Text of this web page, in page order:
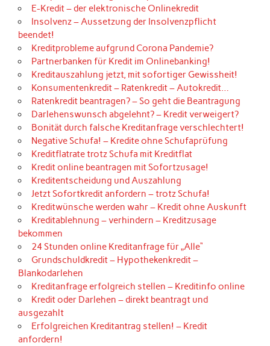
E-Kredit – der elektronische Onlinekredit
Insolvenz – Aussetzung der Insolvenzpflicht
beendet!
Kreditprobleme aufgrund Corona Pandemie?
Partnerbanken für Kredit im Onlinebanking!
Kreditauszahlung jetzt, mit sofortiger Gewissheit!
Konsumentenkredit – Ratenkredit – Autokredit…
Ratenkredit beantragen? – So geht die Beantragung
Darlehenswunsch abgelehnt? – Kredit verweigert?
Bonität durch falsche Kreditanfrage verschlechtert!
Negative Schufa! – Kredite ohne Schufaprüfung
Kreditflatrate trotz Schufa mit Kreditflat
Kredit online beantragen mit Sofortzusage!
Kreditentscheidung und Auszahlung
Jetzt Sofortkredit anfordern – trotz Schufa!
Kreditwünsche werden wahr – Kredit ohne Auskunft
Kreditablehnung – verhindern – Kreditzusage
bekommen
24 Stunden online Kreditanfrage für „Alle“
Grundschuldkredit – Hypothekenkredit –
Blankodarlehen
Kreditanfrage erfolgreich stellen – Kreditinfo online
Kredit oder Darlehen – direkt beantragt und
ausgezahlt
Erfolgreichen Kreditantrag stellen! – Kredit
anfordern!